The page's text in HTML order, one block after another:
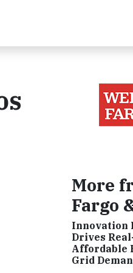
More
Fargo
Innovation
Drives
Affordable
Grid